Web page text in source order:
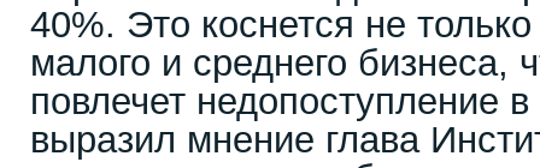
40%. Это коснется не
малого и среднего бизнеса,
повлечет недопоступление
выразил мнение глава